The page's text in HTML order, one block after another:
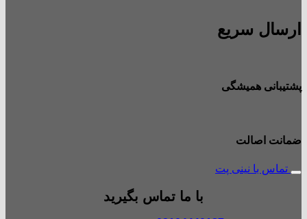
ارسال سریع
پشتیبانی همیشگی
ضمانت اصالت
تماس با نینی پت
با ما تماس بگیرید